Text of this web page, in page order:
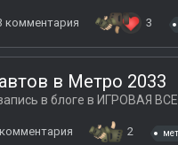
комментария 3
в Метро 2033
в блоге в ИГРОВАЯ
2